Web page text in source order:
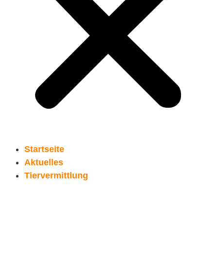
Startseite
Aktuelles
Tiervermittlung